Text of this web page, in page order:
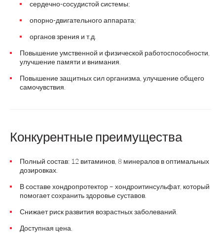
сердечно-сосудистой системы;
опорно-двигательного аппарата;
органов зрения и т.д.
Повышение умственной и физической работоспособности,
улучшение памяти и внимания.
Повышение защитных сил организма, улучшение общего
самочувствия.
Конкурентные преимущества
Полный состав: 12 витаминов, 8 минералов в оптимальных
дозировках.
В составе хондропротектор – хондроитинсульфат, который
помогает сохранить здоровье суставов.
Снижает риск развития возрастных заболеваний.
Доступная цена.